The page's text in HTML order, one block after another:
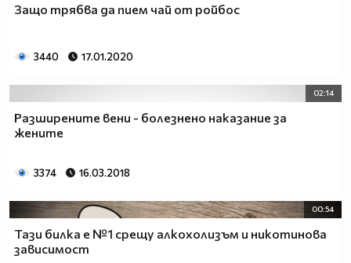
Защо трябва да пием чай от ройбос
3440 17.01.2020
02:14
Разширените вени - болезнено наказание за
жените
3374 16.03.2018
00:54
Тази билка е №1 срещу алкохолизъм и никотинова
зависимост